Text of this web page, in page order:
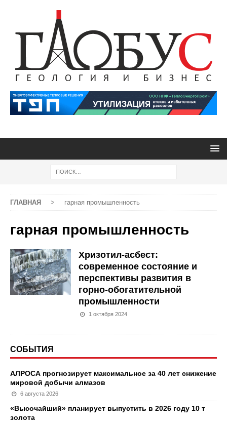
ГЛАВНАЯ > гарная промышленность
гарная промышленность
Хризотил-асбест:
современное состояние и
перспективы развития в
горно-обогатительной
промышленности
1 октября 2024
СОБЫТИЯ
АЛРОСА прогнозирует максимальное за 40 лет снижение
мировой добычи алмазов
6 августа 2026
«Высочайший» планирует выпустить в 2026 году 10 т
золота